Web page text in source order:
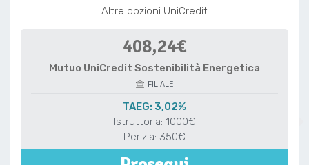
Altre opzioni UniCredit
408,24€
Mutuo UniCredit Sostenibilità Energetica
FILIALE
TAEG: 3,02%
Istruttoria: 1000€
Perizia: 350€